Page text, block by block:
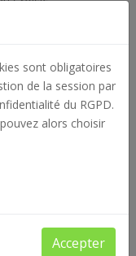
Bois-du-
et la
d’Atlantic
à Pontivy
sont obligatoires
de la session par
du RGPD.
alors choisir
Accepter